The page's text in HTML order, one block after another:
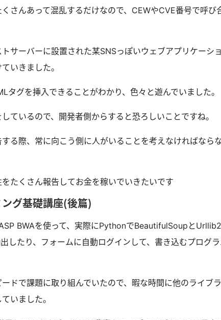
さんあって混乱するだけなので、CEWやCVE番号で呼び
サーバーに設置された某SNSっぽいウェブアプリケーシ
いきました。
タグを挿入できることがわかり、色々と遊んでいました。
ているので、開発者側からすると恐ろしいことですね。
る際、常に向こう側に人がいることを考えなければなら
たくさん報告してお金を稼いでいきたいです
グ基礎講座（後篇）
BWAを使って、実際にPythonでBeautifulSoupと
したり、フォームに自動ログインして、書き込むプログ
ドで課題に取り組んでいたので、暇な時間に他のライブラ
いました。